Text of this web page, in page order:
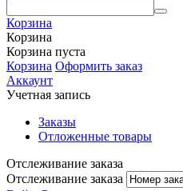
Корзина
Корзина
Корзина пуста
Корзина Оформить заказ
Аккаунт
Учетная запись
Заказы
Отложенные товары
Отслеживание заказа
Отслеживание заказа